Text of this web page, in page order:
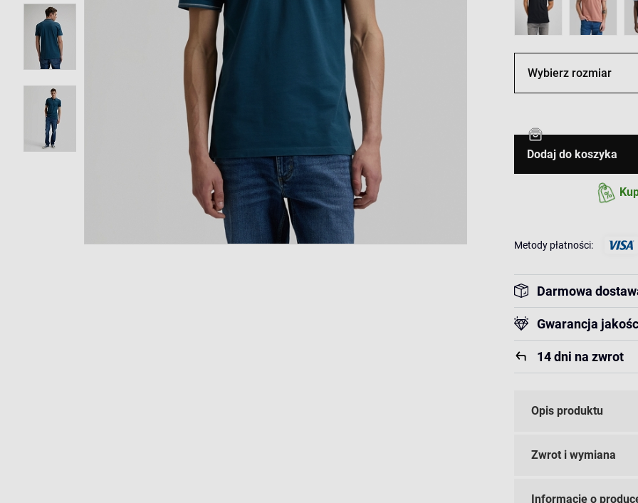
Wybierz rozmiar
Dodaj do koszyka
Metody płatności:
Darmowa
Gwarancja
14 dni na zwrot
Opis produktu
Zwrot i wymiana
Informacje o